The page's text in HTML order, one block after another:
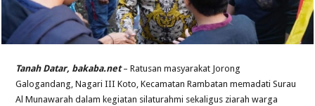
Tanah Datar, bakaba.net– Ratusan masyarakat Jorong
Galogandang, Nagari III Koto, Kecamatan Rambatan memadati Surau
Al Munawarah dalam kegiatan silaturahmi sekaligus ziarah warga